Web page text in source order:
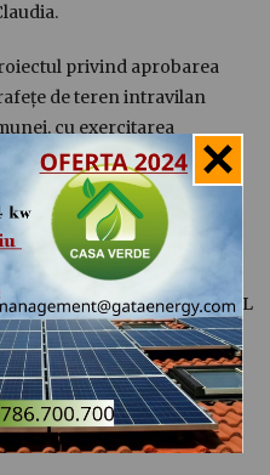
privind aprobarea
de teren intravilan
cu exercitarea
aparținând tot
propune modificarea și
care alcătuiesc
lui Traian, aprobat prin HCL
inițiat de primarul